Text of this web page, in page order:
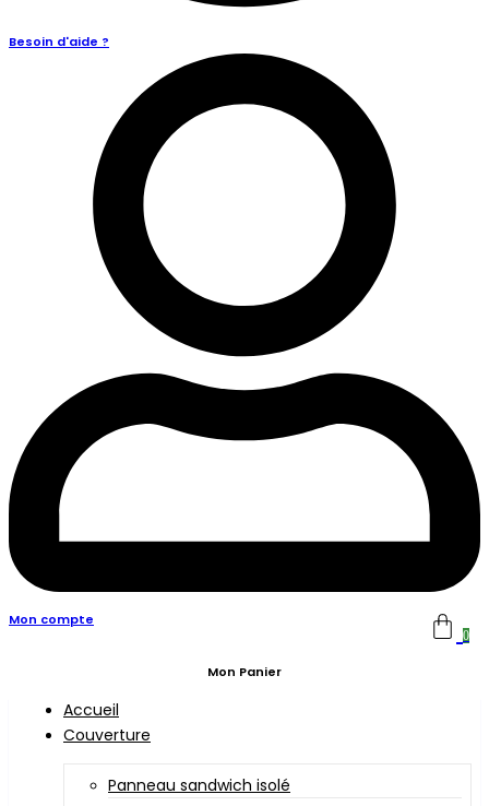
Besoin d'aide ?
Mon compte
0
Mon Panier
Accueil
Couverture
Panneau sandwich isolé